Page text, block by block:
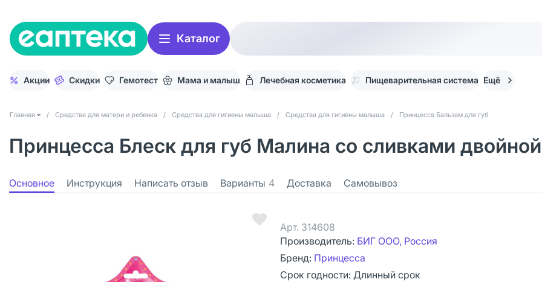
Каталог
Акции Скидки Гемотест Мама и малыш Лечебная косметика Пищеварительная система Ещё
Главная / Средства для матери и ребенка / Средства для гигиены малыша / Средства для гигиены малыша / Принцесса Бальзам для губ
Принцесса Блеск для губ Малина со сливками
Основное Инструкция Написать отзыв Варианты 4 Доставка Самовывоз
Арт. 314608
Производитель: БИГ ООО, Россия
Бренд: Принцесса
Срок годности: Длинный срок